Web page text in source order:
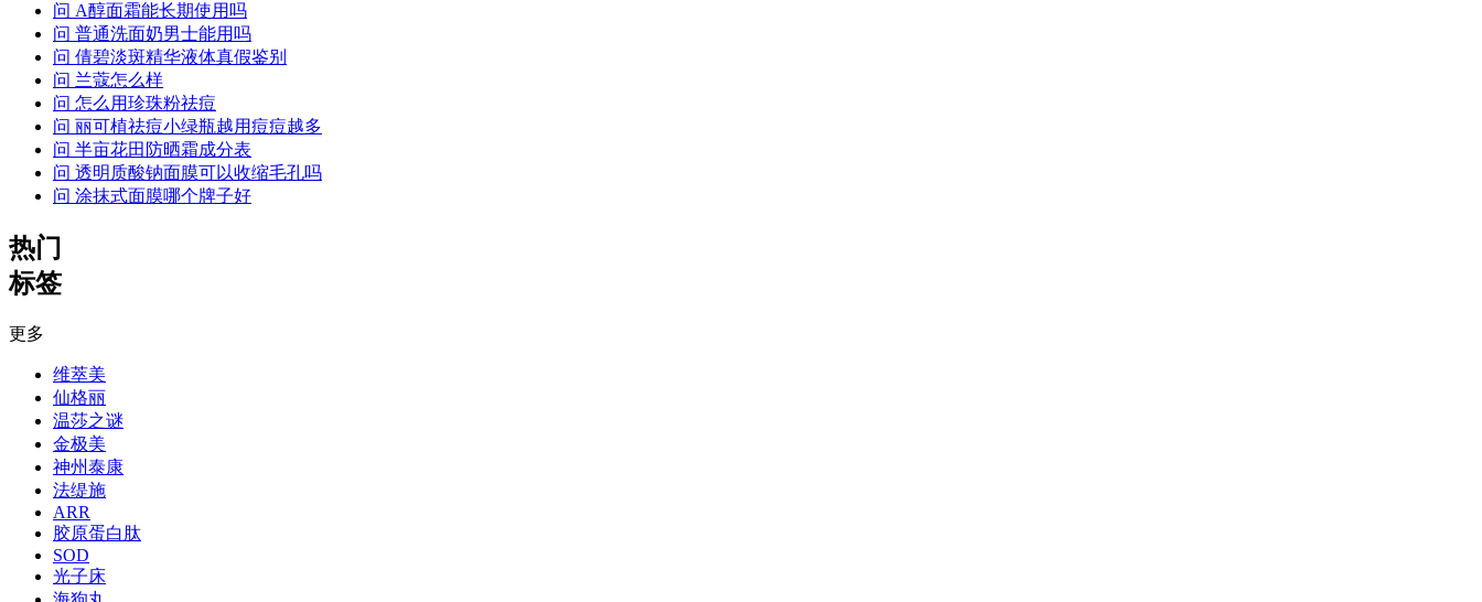
问 A醇面霜能长期使用吗
问 普通洗面奶男士能用吗
问 倩碧淡斑精华液体真假鉴别
问 兰蔻怎么样
问 怎么用珍珠粉祛痘
问 丽可植祛痘小绿瓶越用痘痘越多
问 半亩花田防晒霜成分表
问 透明质酸钠面膜可以收缩毛孔吗
问 涂抹式面膜哪个牌子好
热门
标签
更多
维萃美
仙格丽
温莎之谜
金极美
神州泰康
法缇施
ARR
胶原蛋白肽
SOD
光子床